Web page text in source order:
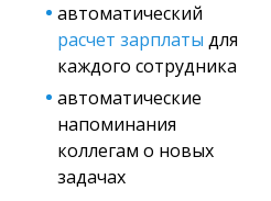
автоматический
расчет зарплаты для
каждого сотрудника
автоматические
напоминания
коллегам о новых
задачах